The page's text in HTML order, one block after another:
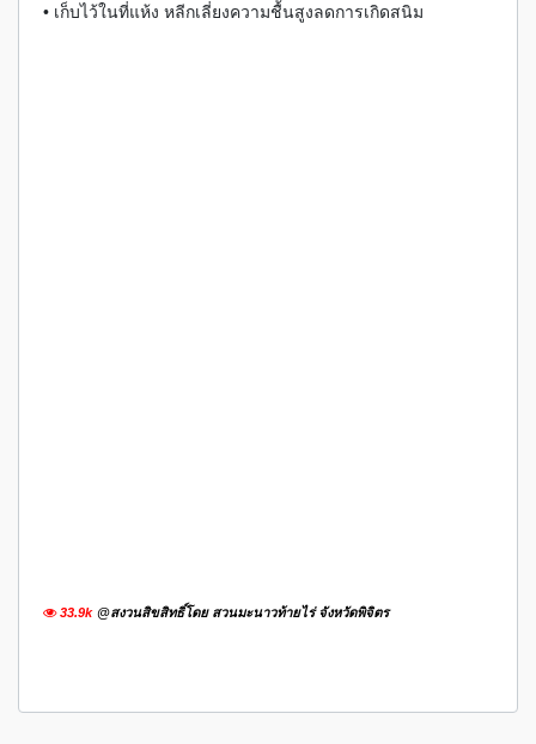
• เก็บไว้ในที่แห้ง หลีกเลี่ยงความชื้นสูงลดการเกิดสนิม
33.9k @สงวนสิขสิทธิ์โดย สวนมะนาวท้ายไร่ จังหวัดพิจิตร